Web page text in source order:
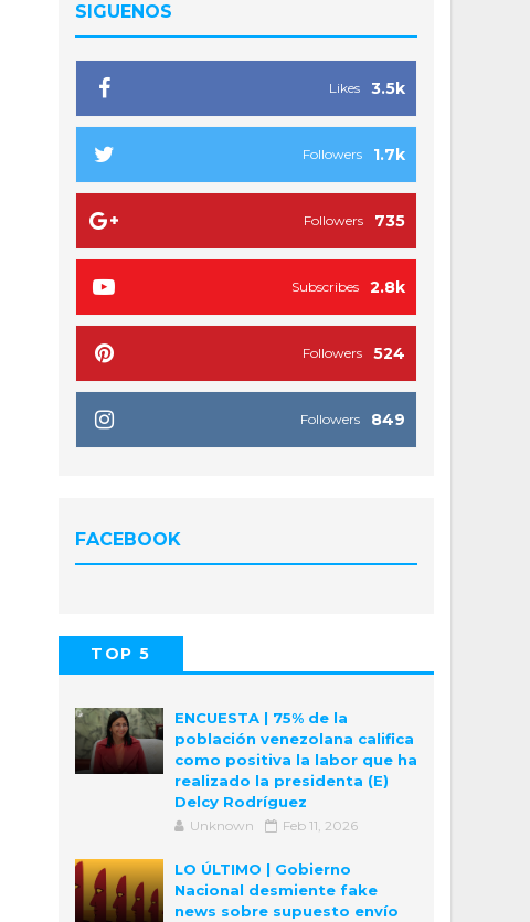
SIGUENOS
3.5k
Likes
1.7k
Followers
735
Followers
2.8k
Subscribes
524
Followers
849
Followers
FACEBOOK
TOP 5
ENCUESTA | 75% de la
población venezolana califica
como positiva la labor que ha
realizado la presidenta (E)
Delcy Rodríguez
Unknown Feb 11, 2026
LO ÚLTIMO | Gobierno
Nacional desmiente fake
news sobre supuesto envío